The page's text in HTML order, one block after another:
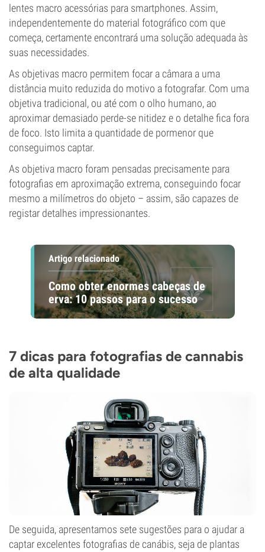
lentes macro acessórias para smartphones. Assim,
independentemente do material fotográfico com que
começa, certamente encontrará uma solução adequada às
suas necessidades.
As objetivas macro permitem focar a câmara a uma
distância muito reduzida do motivo a fotografar. Com uma
objetiva tradicional, ou até com o olho humano, ao
aproximar demasiado perde-se nitidez e o detalhe fica fora
de foco. Isto limita a quantidade de pormenor que
conseguimos captar.
As objetiva macro foram pensadas precisamente para
fotografias em aproximação extrema, conseguindo focar
mesmo a milímetros do objeto – assim, são capazes de
registar detalhes impressionantes.
Artigo relacionado
Como obter enormes cabeças de
erva: 10 passos para o sucesso
7 dicas para fotografias de cannabis
de alta qualidade
De seguida, apresentamos sete sugestões para o ajudar a
captar excelentes fotografias de canábis, seja de plantas